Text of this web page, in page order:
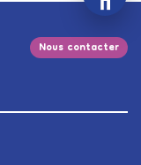
Nous contacter